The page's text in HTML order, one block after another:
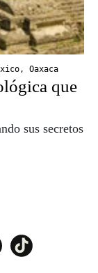
, Oaxaca
que
sus secretos